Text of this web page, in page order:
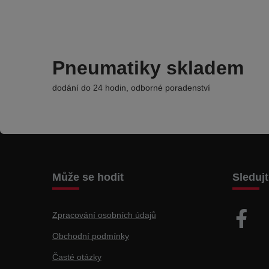
Pneumatiky skladem
dodání do 24 hodin, odborné poradenství
Může se hodit
Zpracování osobních údajů
Obchodní podmínky
Časté otázky